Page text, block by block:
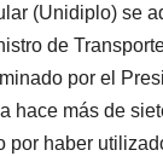
(Unidiplo) se
de
por el
hace más de
por haber